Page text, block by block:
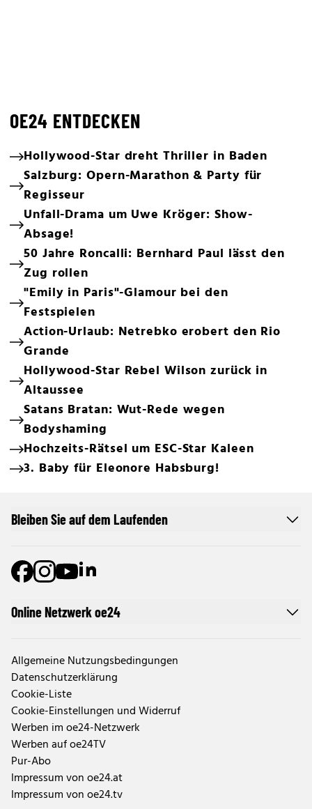
OE24 ENTDECKEN
Hollywood-Star dreht Thriller in Baden
Salzburg: Opern-Marathon & Party für
Regisseur
Unfall-Drama um Uwe Kröger: Show-
Absage!
50 Jahre Roncalli: Bernhard Paul lässt den
Zug rollen
"Emily in Paris"-Glamour bei den
Festspielen
Action-Urlaub: Netrebko erobert den Rio
Grande
Hollywood-Star Rebel Wilson zurück in
Altaussee
Satans Bratan: Wut-Rede wegen
Bodyshaming
Hochzeits-Rätsel um ESC-Star Kaleen
3. Baby für Eleonore Habsburg!
Online Netzwerk oe24
Allgemeine Nutzungsbedingungen
Datenschutzerklärung
Cookie-Liste
Cookie-Einstellungen und Widerruf
Werben im oe24-Netzwerk
Werben auf oe24TV
Pur-Abo
Impressum von oe24.at
Impressum von oe24.tv
Bleiben Sie auf dem Laufenden